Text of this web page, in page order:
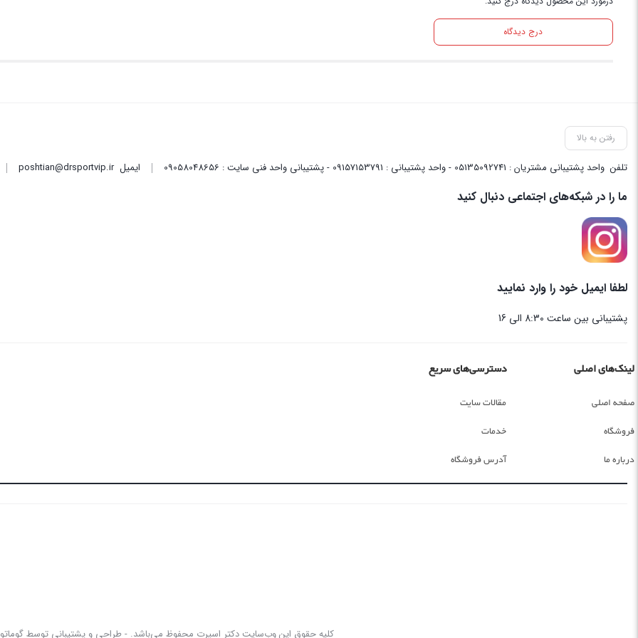
درج دیدگاه
رفتن به بالا
تلفن واحد پشتیبانی مشتریان : 05135092741 - واحد پشتیبانی : 09157153791 - پشتیبانی واحد فنی سایت : 09058048656 ایمیلposhtian@drsportvip.ir
ما را در شبکه‌های اجتماعی دنبال کنید
لطفا ایمیل خود را وارد نمایید
پشتیبانی بین ساعت 8:30 الی 16
لینک‌های اصلی
صفحه اصلی
فروشگاه
درباره ما
دسترسی‌های سریع
مقالات سایت
خدمات
آدرس فروشگاه
کلیه حقوق این وب‌سایت دکتر اسپرت محفوظ می‌باشد. - طراحی و پشتیبانی توسط